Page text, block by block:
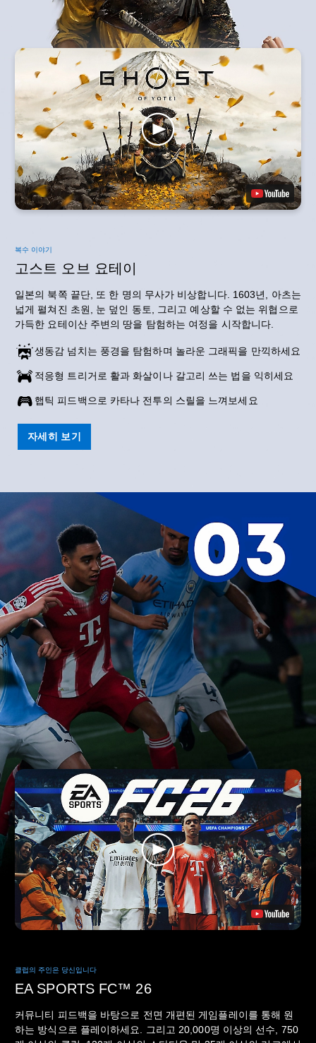
복수 이야기
고스트 오브 요테이
일본의 북쪽 끝단, 또 한 명의 무사가 비상합니다. 1603년, 아츠는
넓게 펼쳐진 초원, 눈 덮인 동토, 그리고 예상할 수 없는 위협으로
가득한 요테이산 주변의 땅을 탐험하는 여정을 시작합니다.
생동감 넘치는 풍경을 탐험하며 놀라운 그래픽을 만끽하세요
적응형 트리거로 활과 화살이나 갈고리 쓰는 법을 익히세요
햅틱 피드백으로 카타나 전투의 스릴을 느껴보세요
자세히 보기
클럽의 주인은 당신입니다
EA SPORTS FC™ 26
커뮤니티 피드백을 바탕으로 전면 개편된 게임플레이를 통해 원
하는 방식으로 플레이하세요. 그리고 20,000명 이상의 선수, 750